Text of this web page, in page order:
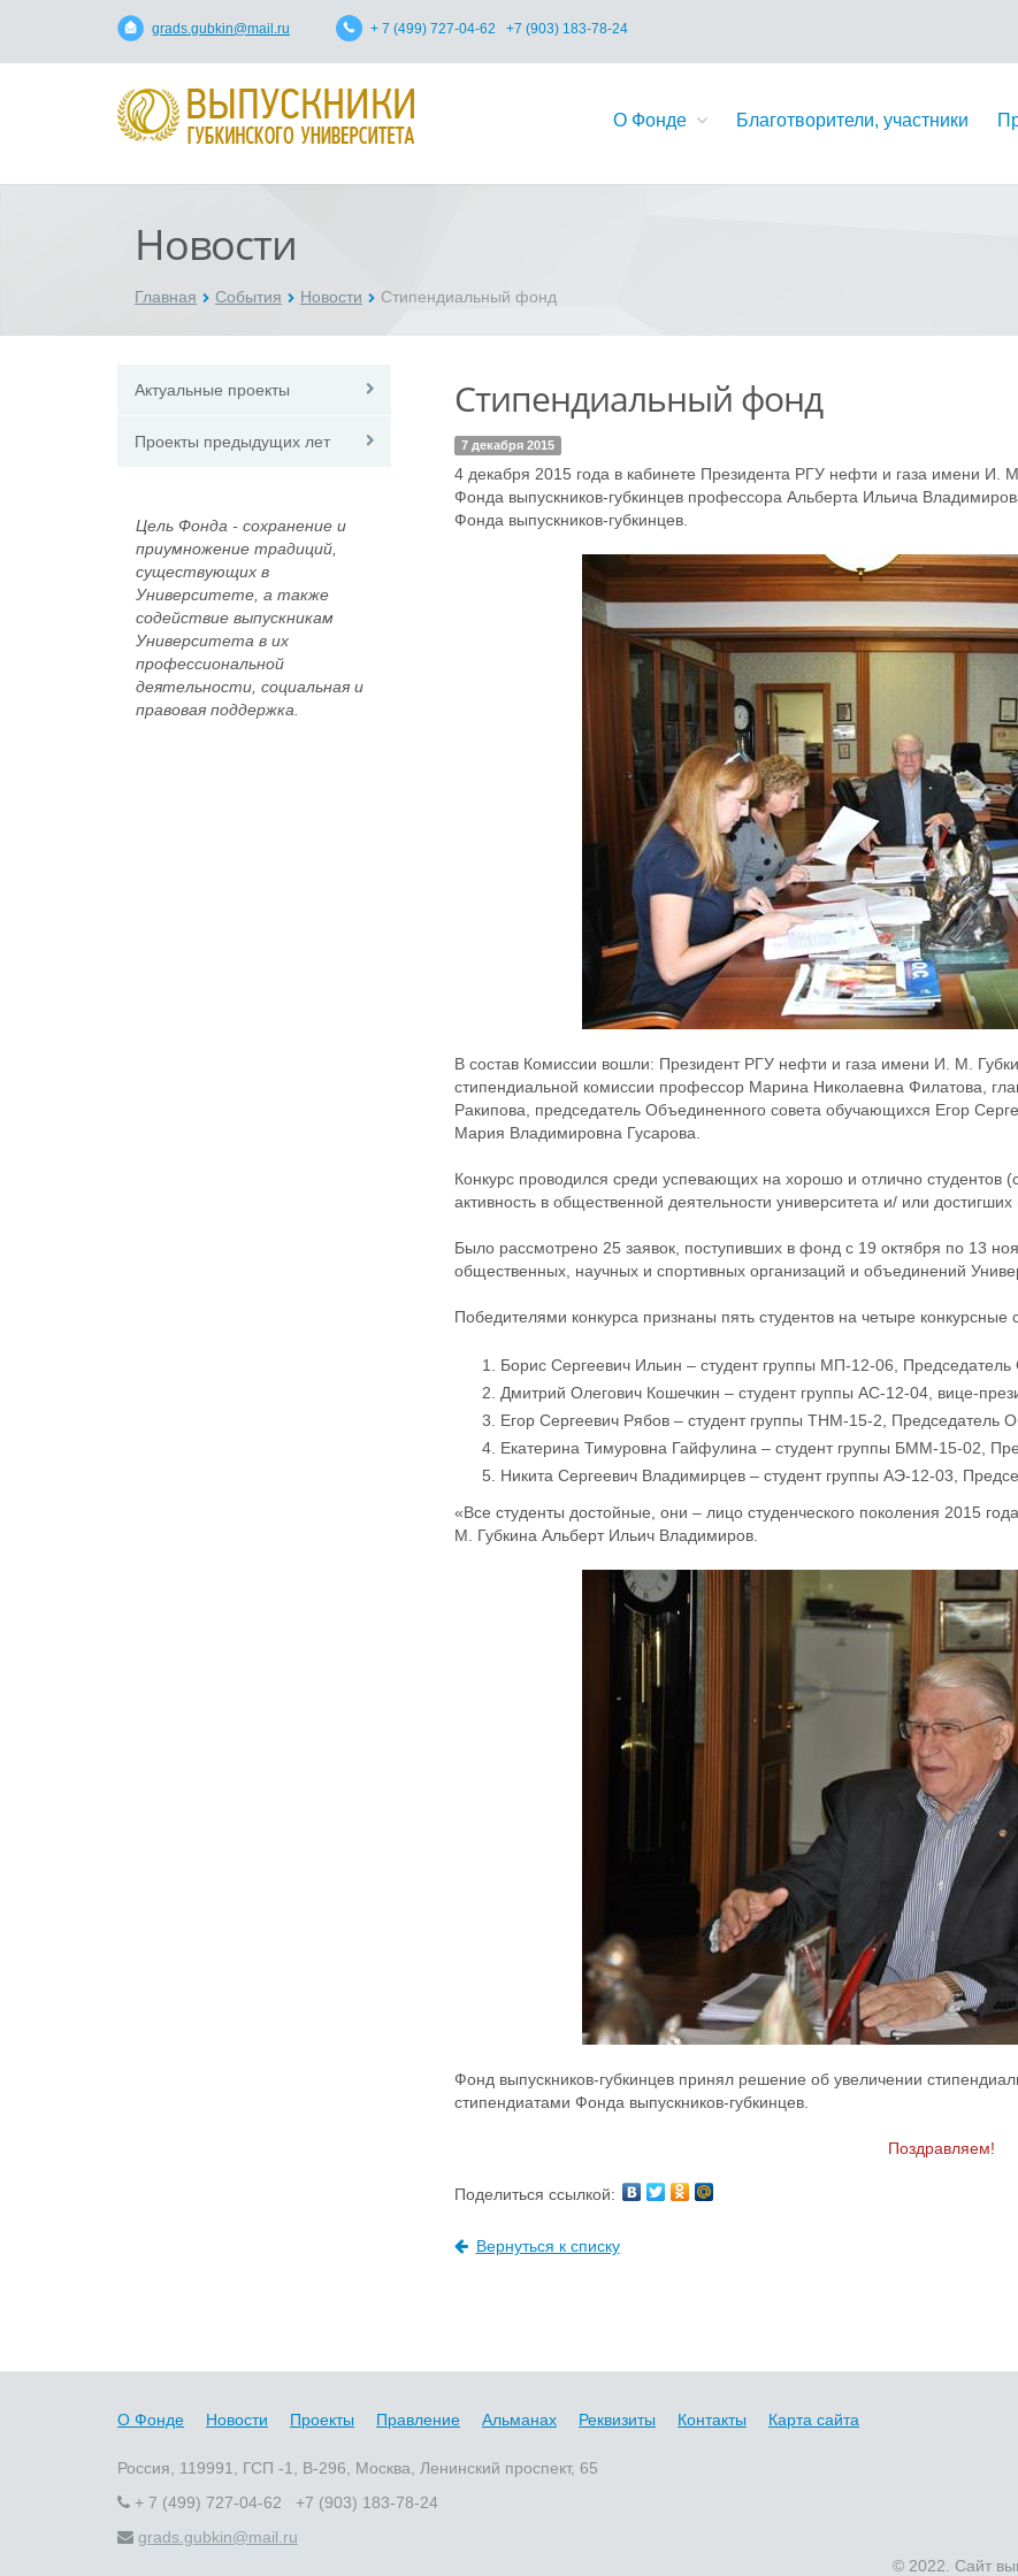
grads.gubkin@mail.ru + 7 (499) 727-04-62 +7 (903) 183-78-24
О Фонде Благотворители, участники
Новости
Главная События Новости Cтипендиальный фонд
Актуальные проекты
Проекты предыдущих лет
Цель Фонда - сохранение и
приумножение традиций,
существующих в
Университете, а также
содействие выпускникам
Университета в их
профессиональной
деятельности, социальная и
правовая поддержка.
Cтипендиальный фонд
7 декабря 2015
4 декабря 2015 года в кабинете Президента РГУ нефти и газа имени И.
Фонда выпускников-губкинцев профессора Альберта Ильича
Фонда выпускников-губкинцев.
В состав Комиссии вошли: Президент РГУ нефти и газа имени И. М.
стипендиальной комиссии профессор Марина Николаевна Филатова,
Ракипова, председатель Объединенного совета обучающихся Егор
Мария Владимировна Гусарова.
Конкурс проводился среди успевающих на хорошо и отлично
активность в общественной деятельности университета и/ или достигших
Было рассмотрено 25 заявок, поступивших в фонд с 19 октября по 13
общественных, научных и спортивных организаций и объединений
Победителями конкурса признаны пять студентов на четыре конкурсные
Борис Сергеевич Ильин – студент группы МП-12-06,
Дмитрий Олегович Кошечкин – студент группы АС-12-04, вице-
Егор Сергеевич Рябов – студент группы ТНМ-15-2, Председатель
Екатерина Тимуровна Гайфулина – студент группы БММ-15-02,
Никита Сергеевич Владимирцев – студент группы АЭ-12-03,
«Все студенты достойные, они – лицо студенческого поколения 2015
М. Губкина Альберт Ильич Владимиров.
Фонд выпускников-губкинцев принял решение об увеличении
стипендиатами Фонда выпускников-губкинцев.
Поздравляем!
Поделиться ссылкой:
Вернуться к списку
О Фонде Новости Проекты Правление Альманах Реквизиты Контакты Карта сайта
Россия, 119991, ГСП -1, В-296, Москва, Ленинский проспект, 65
+ 7 (499) 727-04-62 +7 (903) 183-78-24
grads.gubkin@mail.ru
© 2022. Сайт